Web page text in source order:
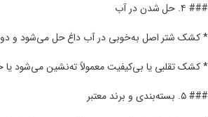
### ۴. حل شدن در آب
* کشک شتر اصل به‌خوبی در آب داغ حل می‌شود و
* کشک تقلبی یا بی‌کیفیت معمولاً ته‌نشین می‌شود یا
### ۵. بسته‌بندی و برند معتبر